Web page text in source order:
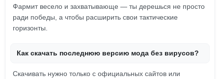
Фармит весело и захватывающе — ты дерешься не просто
ради победы, а чтобы расширить свои тактические
горизонты.
Как скачать последнюю версию мода без вирусов?
Скачивать нужно только с официальных сайтов или